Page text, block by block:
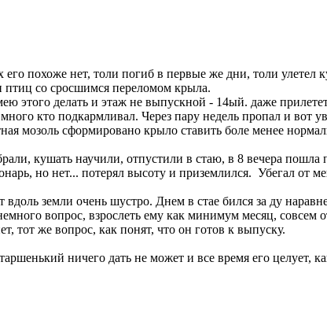
похоже нет, толи погиб в первые же дни, толи улетел
птиц со сросшимся переломом крыла.
этого делать и этаж не выпускной - 14ый. даже
кто подкармливал. Через пару недель пропал и вот
мозоль сформировано крыло ставить боле менее
кушать научили, отпустили в стаю, в 8 вечера пошла
но нет... потерял высоту и приземлился. Убегал от
земли очень шустро. Днем в стае бился за ду
вопрос, взрослеть ему как минимум месяц, совсем
тот же вопрос, как понят, что он готов к выпуску.
ничего дать не может и все время его целует,